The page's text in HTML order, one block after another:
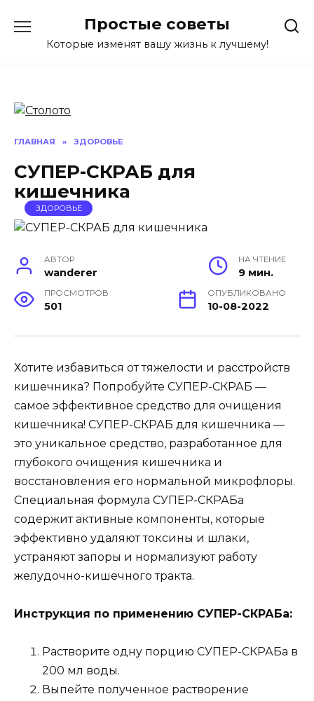
содержанию
Простые советы
Которые изменят вашу жизнь к лучшему!
ГЛАВНАЯ » ЗДОРОВЬЕ
СУПЕР-СКРАБ для
кишечника
ЗДОРОВЬЕ
АВТОР
wanderer
НА ЧТЕНИЕ
9 мин.
ПРОСМОТРОВ
501
ОПУБЛИКОВАНО
10-08-2022
Хотите избавиться от тяжелости и расстройств
кишечника? Попробуйте СУПЕР-СКРАБ —
самое эффективное средство для очищения
кишечника! СУПЕР-СКРАБ для кишечника —
это уникальное средство, разработанное для
глубокого очищения кишечника и
восстановления его нормальной микрофлоры.
Специальная формула СУПЕР-СКРАБа
содержит активные компоненты, которые
эффективно удаляют токсины и шлаки,
устраняют запоры и нормализуют работу
желудочно-кишечного тракта.
Инструкция по применению СУПЕР-СКРАБа:
Растворите одну порцию СУПЕР-СКРАБа в
200 мл воды.
Выпейте полученное растворение